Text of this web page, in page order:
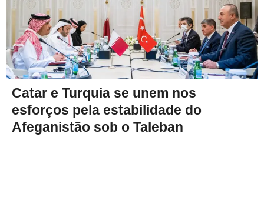
Catar e Turquia se unem nos
esforços pela estabilidade do
Afeganistão sob o Taleban